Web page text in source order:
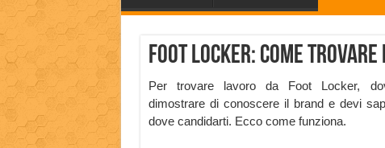
Foot Locker: come
Per trovare lavoro da Foot Locker,
dimostrare di conoscere il brand e devi
dove candidarti. Ecco come funziona.